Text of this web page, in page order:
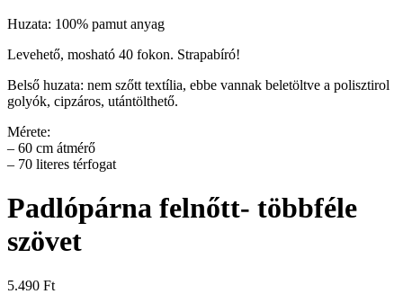
Huzata: 100% pamut anyag
Levehető, mosható 40 fokon. Strapabíró!
Belső huzata: nem szőtt textília, ebbe vannak beletöltve a polisztirol
golyók, cipzáros, utántölthető.
Mérete:
– 60 cm átmérő
– 70 literes térfogat
Padlópárna felnőtt- többféle
szövet
5.490 Ft